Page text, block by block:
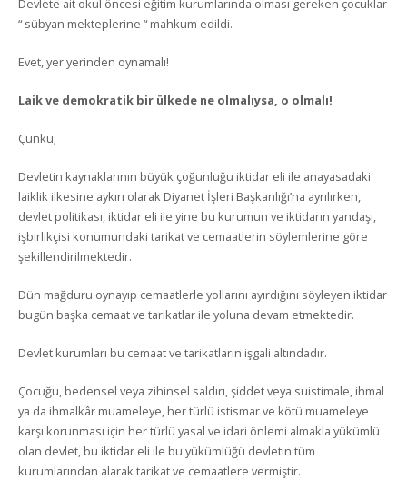
Devlete ait okul öncesi eğitim kurumlarında olması gereken çocuklar
“ sübyan mekteplerine “ mahkum edildi.
Evet, yer yerinden oynamalı!
Laik ve demokratik bir ülkede ne olmalıysa, o olmalı!
Çünkü;
Devletin kaynaklarının büyük çoğunluğu iktidar eli ile anayasadaki
laiklik ilkesine aykırı olarak Diyanet İşleri Başkanlığı’na ayrılırken,
devlet politikası, iktidar eli ile yine bu kurumun ve iktidarın yandaşı,
işbirlikçisi konumundaki tarikat ve cemaatlerin söylemlerine göre
şekillendirilmektedir.
Dün mağduru oynayıp cemaatlerle yollarını ayırdığını söyleyen iktidar
bugün başka cemaat ve tarikatlar ile yoluna devam etmektedir.
Devlet kurumları bu cemaat ve tarikatların işgali altındadır.
Çocuğu, bedensel veya zihinsel saldırı, şiddet veya suistimale, ihmal
ya da ihmalkâr muameleye, her türlü istismar ve kötü muameleye
karşı korunması için her türlü yasal ve idari önlemi almakla yükümlü
olan devlet, bu iktidar eli ile bu yükümlüğü devletin tüm
kurumlarından alarak tarikat ve cemaatlere vermiştir.